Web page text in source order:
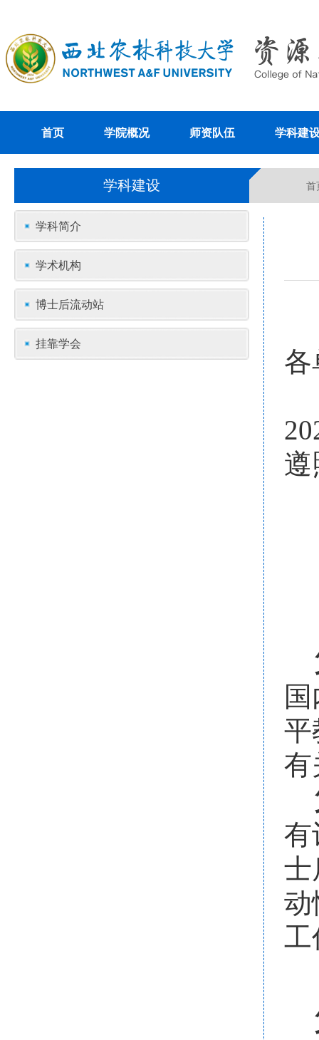
首页 学院概况 师资队伍 学科建
学科建设 首
学科简介
学术机构
博士后流动站
挂靠学会
各
遵
平
有
有
士
动
工